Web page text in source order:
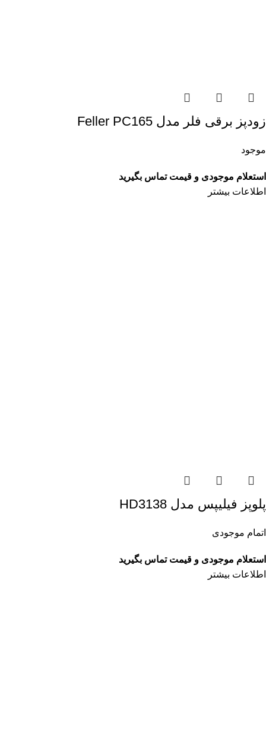
زودپز برقی فلر مدل Feller PC165
موجود
استعلام موجودی و قیمت تماس بگیرید
اطلاعات بیشتر
پلوپز فیلیپس مدل HD3138
اتمام موجودی
استعلام موجودی و قیمت تماس بگیرید
اطلاعات بیشتر